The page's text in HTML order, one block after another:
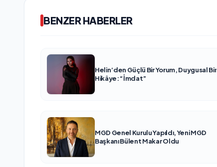
BENZER HABERLER
Helin’den Güçlü Bir Yorum, Duygusal Bir
Hikâye: “İmdat”
MGD Genel Kurulu Yapıldı, Yeni MGD
Başkanı Bülent Makar Oldu